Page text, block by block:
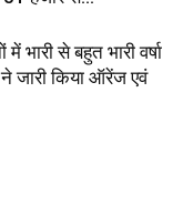
भारी से बहुत भारी वर्षा
जारी किया ऑरेंज एवं